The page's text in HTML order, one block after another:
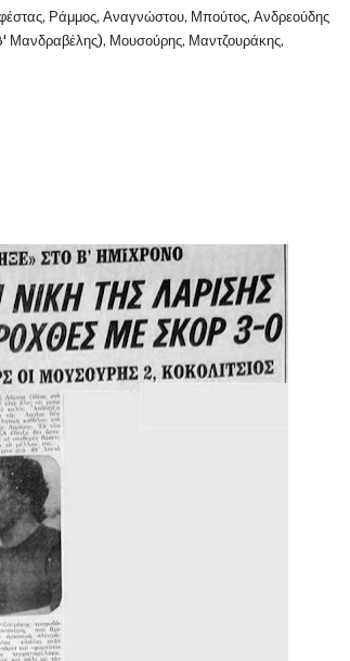
Ράμμος, Αναγνώστου, Μπούτος, Ανδρεούδης
Μανδραβέλης), Μουσούρης, Μαντζουράκης,